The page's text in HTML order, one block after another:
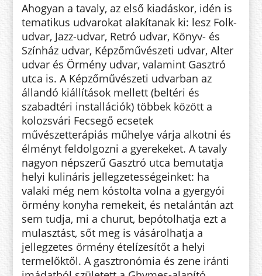
Ahogyan a tavaly, az első kiadáskor, idén is
tematikus udvarokat alakítanak ki: lesz Folk-
udvar, Jazz-udvar, Retró udvar, Könyv- és
Színház udvar, Képzőművészeti udvar, Alter
udvar és Örmény udvar, valamint Gasztró
utca is. A Képzőművészeti udvarban az
állandó kiállítások mellett (beltéri és
szabadtéri installációk) többek között a
kolozsvári Fecsegő ecsetek
művészetterápiás műhelye várja alkotni és
élményt feldolgozni a gyerekeket. A tavaly
nagyon népszerű Gasztró utca bemutatja
helyi kulináris jellegzetességeinket: ha
valaki még nem kóstolta volna a gyergyói
örmény konyha remekeit, és netalántán azt
sem tudja, mi a churut, bepótolhatja ezt a
mulasztást, sőt meg is vásárolhatja a
jellegzetes örmény ételízesítőt a helyi
termelőktől. A gasztronómia és zene iránti